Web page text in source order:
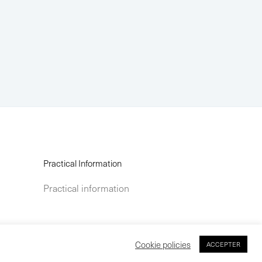
Practical Information
Practical information
Cookie policies ACCEPTER